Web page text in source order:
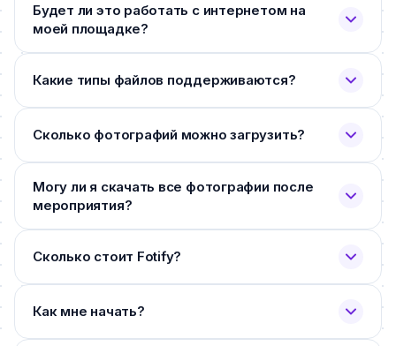
Будет ли это работать с интернетом на
моей площадке?
Какие типы файлов поддерживаются?
Сколько фотографий можно загрузить?
Могу ли я скачать все фотографии после
мероприятия?
Сколько стоит Fotify?
Как мне начать?